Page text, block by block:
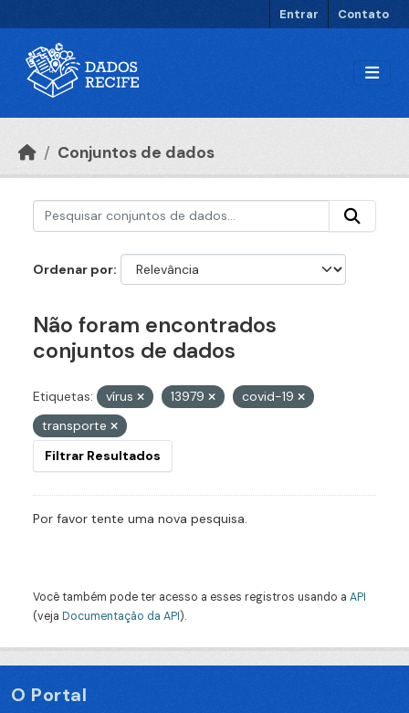
Entrar Contato
Conjuntos de dados
Ordenar por
Não foram encontrados
conjuntos de dados
Etiquetas: vírus 13979
covid-19
transporte
Filtrar Resultados
Por favor tente uma nova pesquisa.
Você também pode ter acesso a esses registros usando a API
(veja Documentação da API).
O Portal